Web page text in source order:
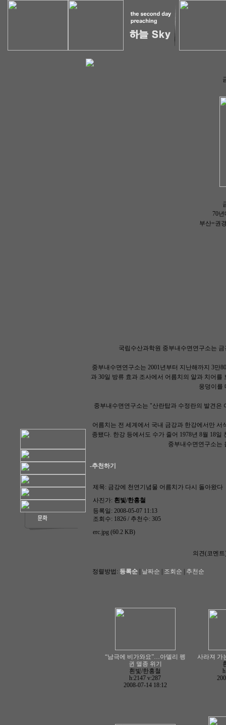
70
부산=권
국립수산과학원 중부내수면연구소는
중부내수면연구소는 2001년부터 지난해까지 3만
과 30일 방류 효과 조사에서 어름치의 알과 치어
웅덩이를
중부내수면연구소는 "산란탑과 수정란의 발견은
어름치는 전 세계에서 국내 금강과 한강에서만 서
종됐다. 한강 등에서도 수가 줄어 1978년 8월 18
중부내수면연구소는
-추천하기
제목: 금강에 천연기념물 어름치가 다시 돌아왔다
사진가: 흰빛/한홍철
등록일: 2008-05-07 11:13
조회수: 1826 / 추천수: 305
erc.jpg (60.2 KB)
의견(코멘
정렬방법: 등록순 날짜순 조회순 추천순
“남극에 비가와요”…아델리 펭
귄 멸종 위기
흰빛/한홍철
h:2147 v:287
2008-07-14 18:12
사라져 가